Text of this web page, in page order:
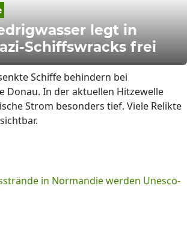
legt in
Schiffswracks frei
Schiffe behindern bei
Donau. In der aktuellen Hitzewelle
Strom besonders tief. Viele Relikte